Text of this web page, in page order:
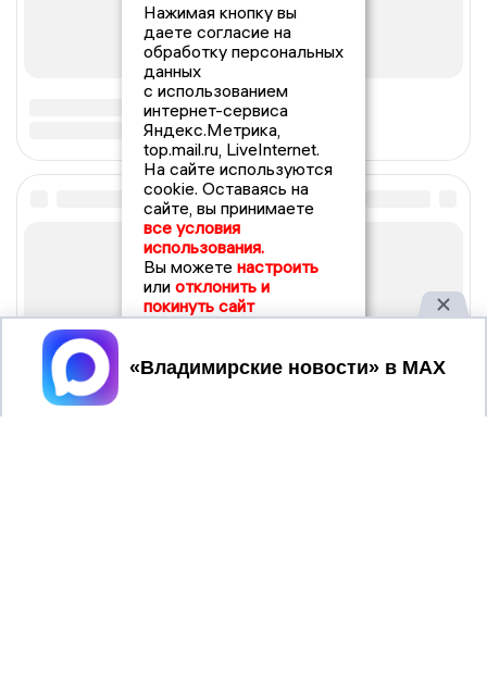
Нажимая кнопку вы
даете согласие на
обработку персональных
данных
с использованием
интернет-сервиса
Яндекс.Метрика,
top.mail.ru, LiveInternet.
На сайте используются
cookie. Оставаясь на
сайте, вы принимаете
все условия
использования.
Вы можете настроить
или отклонить и
покинуть сайт
Принять